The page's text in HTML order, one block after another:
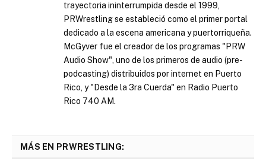
trayectoria ininterrumpida desde el 1999,
PRWrestling se estableció como el primer portal
dedicado a la escena americana y puertorriqueña.
McGyver fue el creador de los programas "PRW
Audio Show", uno de los primeros de audio (pre-
podcasting) distribuidos por internet en Puerto
Rico, y "Desde la 3ra Cuerda" en Radio Puerto
Rico 740 AM.
MÁS EN PRWRESTLING: